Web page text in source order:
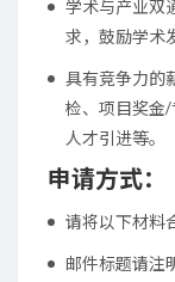
学术与产业双
求，鼓励学术
具有竞争力的
检、项目奖金
人才引进等。
申请方式：
请将以下材料
邮件标题请注